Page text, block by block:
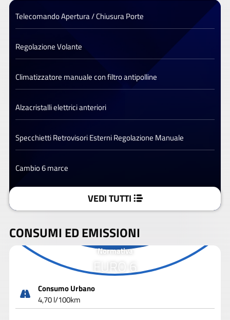
Telecomando Apertura / Chiusura Porte
Regolazione Volante
Climatizzatore manuale con filtro antipolline
Alzacristalli elettrici anteriori
Specchietti Retrovisori Esterni Regolazione Manuale
Cambio 6 marce
VEDI TUTTI
CONSUMI ED EMISSIONI
Normativa
EURO 6
Consumo Urbano
4,70 l/100km